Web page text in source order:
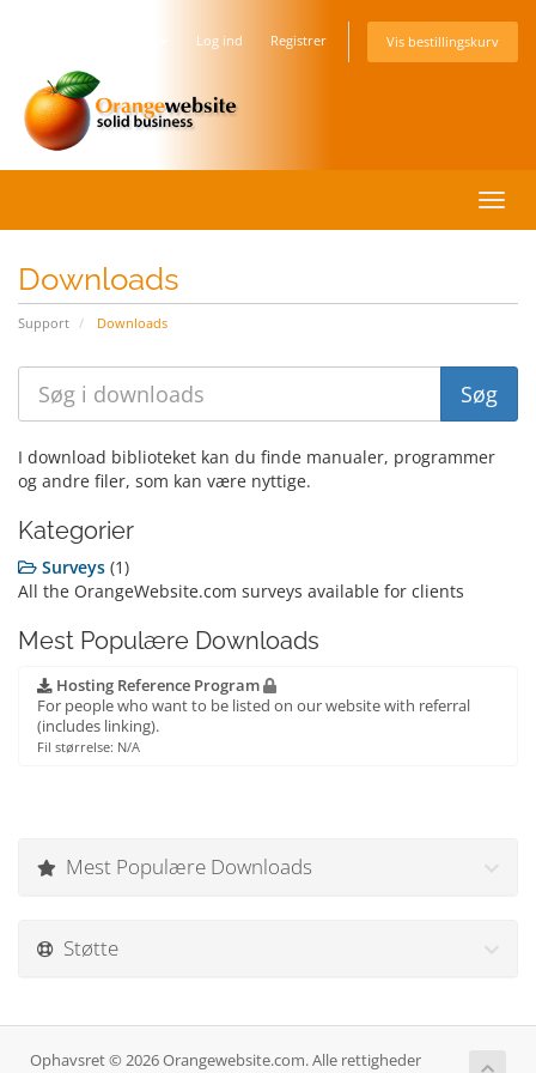
Log ind Registrer Vis bestillingskurv
Skift
Downloads
Support Downloads
I download biblioteket kan du finde manualer, programmer
og andre filer, som kan være nyttige.
Kategorier
Surveys (1)
All the OrangeWebsite.com surveys available for clients
Mest Populære Downloads
Hosting Reference Program
For people who want to be listed on our website with referral
(includes linking).
Fil størrelse: N/A
Mest Populære Downloads
Støtte
Ophavsret © 2026 Orangewebsite.com. Alle rettigheder